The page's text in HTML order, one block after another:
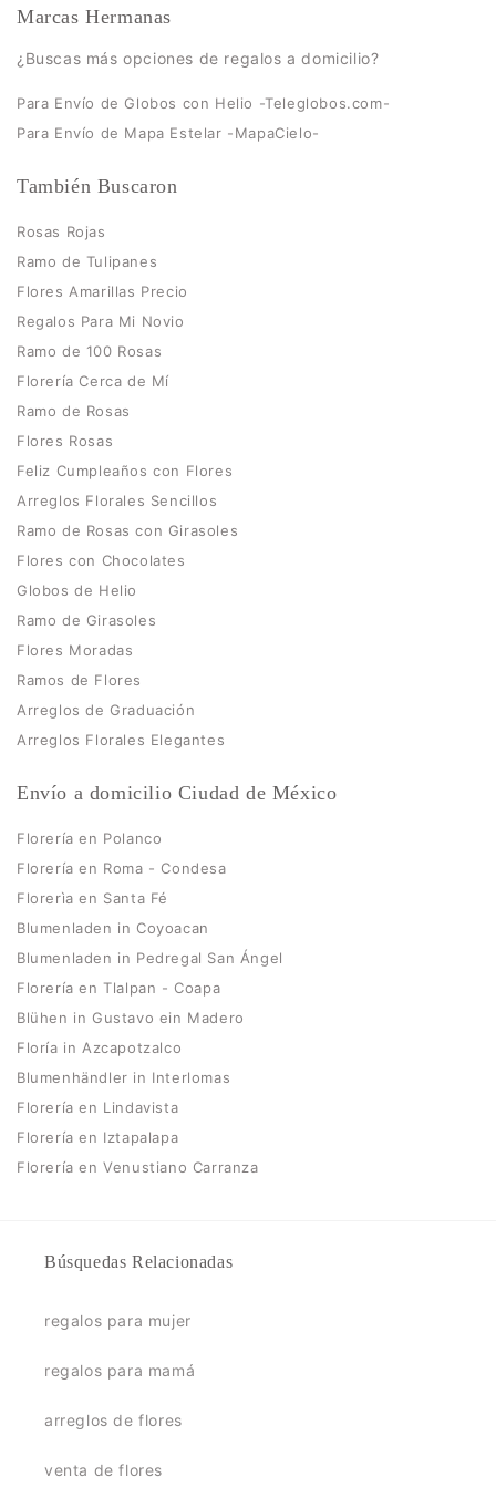
Marcas Hermanas
¿Buscas más opciones de regalos a domicilio?
Para Envío de Globos con Helio -Teleglobos.com-
Para Envío de Mapa Estelar -MapaCielo-
También Buscaron
Rosas Rojas
Ramo de Tulipanes
Flores Amarillas Precio
Regalos Para Mi Novio
Ramo de 100 Rosas
Florería Cerca de Mí
Ramo de Rosas
Flores Rosas
Feliz Cumpleaños con Flores
Arreglos Florales Sencillos
Ramo de Rosas con Girasoles
Flores con Chocolates
Globos de Helio
Ramo de Girasoles
Flores Moradas
Ramos de Flores
Arreglos de Graduación
Arreglos Florales Elegantes
Envío a domicilio Ciudad de México
Florería en Polanco
Florería en Roma - Condesa
Florerìa en Santa Fé
Blumenladen in Coyoacan
Blumenladen in Pedregal San Ángel
Florería en Tlalpan - Coapa
Blühen in Gustavo ein Madero
Floría in Azcapotzalco
Blumenhändler in Interlomas
Florería en Lindavista
Florería en Iztapalapa
Florería en Venustiano Carranza
Búsquedas Relacionadas
regalos para mujer
regalos para mamá
arreglos de flores
venta de flores